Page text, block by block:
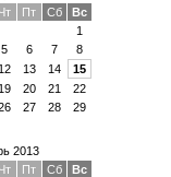
Чт Пт Сб
Вс
1
5 6 7
8
12 13 14
15
19 20 21
22
27 28
29
2013
Чт Пт Сб
Вс